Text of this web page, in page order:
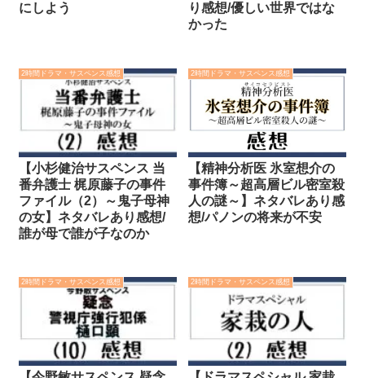
にしよう
り感想/優しい世界ではな
かった
2時間ドラマ・サスペンス感想
【小杉健治サスペンス 当
番弁護士 梶原藤子の事件
ファイル（2）～鬼子母神
の女】ネタバレあり感想/
誰が母で誰が子なのか
2時間ドラマ・サスペンス感想
【精神分析医 氷室想介の
事件簿～超高層ビル密室殺
人の謎～】ネタバレあり感
想/パノンの将来が不安
2時間ドラマ・サスペンス感想 2時間ドラマ・サスペンス感想